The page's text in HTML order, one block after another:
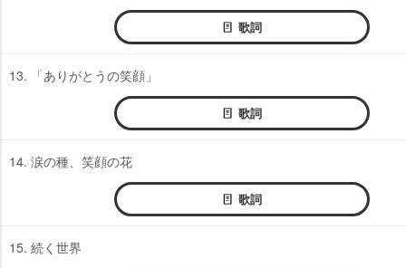
歌詞
13. 「ありがとうの笑顔」
歌詞
14. 涙の種、笑顔の花
歌詞
15. 続く世界